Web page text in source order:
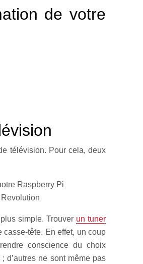
de votre
télévision. Pour cela, deux
Raspberry Pi
simple. Trouver un tuner
tête. En effet, un coup
conscience du choix
d’autres ne sont même pas